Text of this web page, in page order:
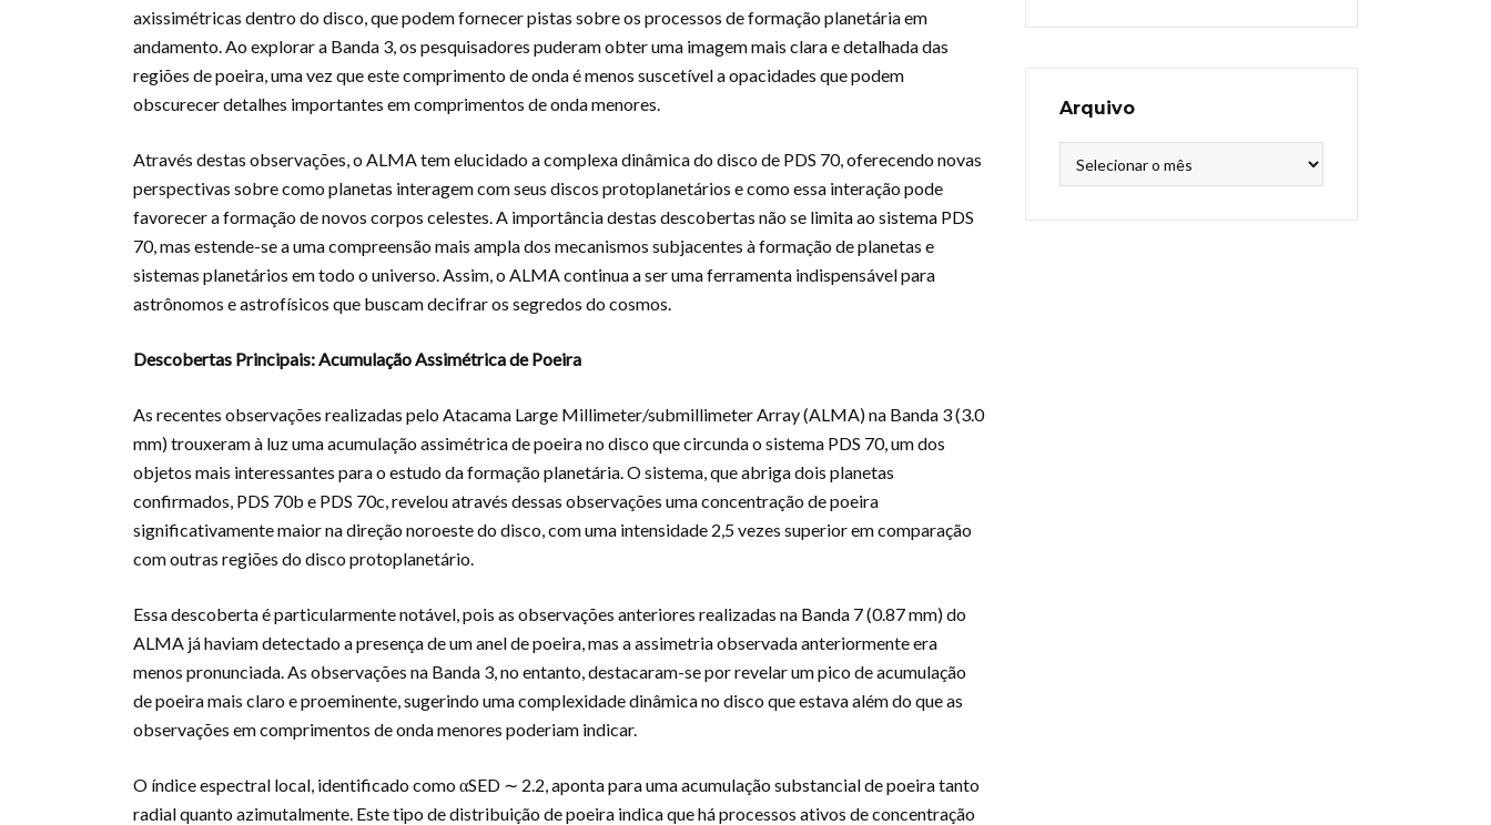
axissimétricas dentro do disco, que podem fornecer pistas sobre os processos de formação planetária em
andamento. Ao explorar a Banda 3, os pesquisadores puderam obter uma imagem mais clara e detalhada das
regiões de poeira, uma vez que este comprimento de onda é menos suscetível a opacidades que podem
obscurecer detalhes importantes em comprimentos de onda menores.
Através destas observações, o ALMA tem elucidado a complexa dinâmica do disco de PDS 70, oferecendo novas
perspectivas sobre como planetas interagem com seus discos protoplanetários e como essa interação pode
favorecer a formação de novos corpos celestes. A importância destas descobertas não se limita ao sistema PDS
70, mas estende-se a uma compreensão mais ampla dos mecanismos subjacentes à formação de planetas e
sistemas planetários em todo o universo. Assim, o ALMA continua a ser uma ferramenta indispensável para
astrônomos e astrofísicos que buscam decifrar os segredos do cosmos.
Descobertas Principais: Acumulação Assimétrica de Poeira
As recentes observações realizadas pelo Atacama Large Millimeter/submillimeter Array (ALMA) na Banda 3 (3.0
mm) trouxeram à luz uma acumulação assimétrica de poeira no disco que circunda o sistema PDS 70, um dos
objetos mais interessantes para o estudo da formação planetária. O sistema, que abriga dois planetas
confirmados, PDS 70b e PDS 70c, revelou através dessas observações uma concentração de poeira
significativamente maior na direção noroeste do disco, com uma intensidade 2,5 vezes superior em comparação
com outras regiões do disco protoplanetário.
Essa descoberta é particularmente notável, pois as observações anteriores realizadas na Banda 7 (0.87 mm) do
ALMA já haviam detectado a presença de um anel de poeira, mas a assimetria observada anteriormente era
menos pronunciada. As observações na Banda 3, no entanto, destacaram-se por revelar um pico de acumulação
de poeira mais claro e proeminente, sugerindo uma complexidade dinâmica no disco que estava além do que as
observações em comprimentos de onda menores poderiam indicar.
O índice espectral local, identificado como αSED ∼ 2.2, aponta para uma acumulação substancial de poeira tanto
radial quanto azimutalmente. Este tipo de distribuição de poeira indica que há processos ativos de concentração
Arquivo